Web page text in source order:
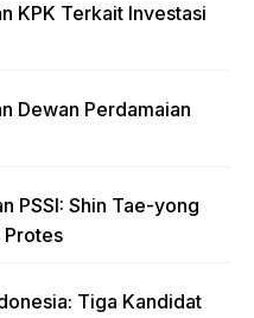
KPK Terkait Investasi
Dewan Perdamaian
PSSI: Shin Tae-yong
Protes
Tiga Kandidat